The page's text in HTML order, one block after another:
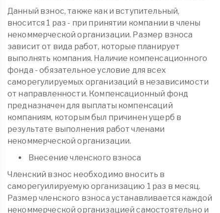
Данный взнос, также как и вступительный,
вносится 1 раз - при принятии компании в члены
некоммерческой организации. Размер взноса
зависит от вида работ, которые планирует
выполнять компания. Наличие компенсационного
фонда - обязательное условие для всех
саморегулируемых организаций в независимости
от направленности. Компенсационный фонд
предназначен для выплаты компенсаций
компаниям, которым был причинен ущерб в
результате выполнения работ членами
некоммерческой организации.
Внесение членского взноса
Членский взнос необходимо вносить в
саморегуилируемую организацию 1 раз в месяц.
Размер членского взноса устанавливается каждой
некоммерческой организацией самостоятельно и